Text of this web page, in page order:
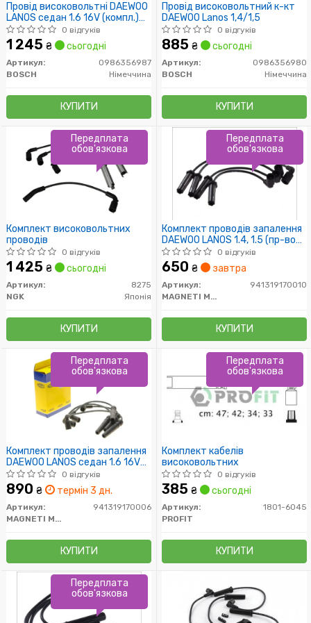
Провід високовольтні DAEWOO
LANOS седан 1.6 16V (компл.)
(пр-во Bosch)0 відгуків
1 245 ₴ сьогодні
Артикул:
0986356987
BOSCH
Німеччина
КУПИТИ
Провід високовольтний к-кт
DAEWOO Lanos 1,4/1,5
0 відгуків
885 ₴ сьогодні
Артикул:
0986356980
BOSCH
Німеччина
КУПИТИ
Комплект високовольтних
проводів
0 відгуків
1 425 ₴ сьогодні
Артикул:
8275
NGK
Японія
КУПИТИ
Передплата
обов'язкова
Комплект проводів запалення
DAEWOO LANOS 1.4, 1.5 (пр-во
Magneti Marelli кор.код.
MSQ0010)
0 відгуків
650 ₴ завтра
Артикул:
941319170010
MAGNETI MARELLI
КУПИТИ
Передплата
обов'язкова
Комплект проводів запалення
DAEWOO LANOS седан 1.6 16V
(пр-во Magneti Marelli кор.код.
MSQ0006)
0 відгуків
890 ₴ термін 3 дн.
Артикул:
941319170006
MAGNETI MARELLI
КУПИТИ
Передплата
обов'язкова
Комплект кабелів
високовольтних
0 відгуків
385 ₴ сьогодні
Артикул:
1801-6045
PROFIT
КУПИТИ
Передплата
обов'язкова
Передплата
обов'язкова